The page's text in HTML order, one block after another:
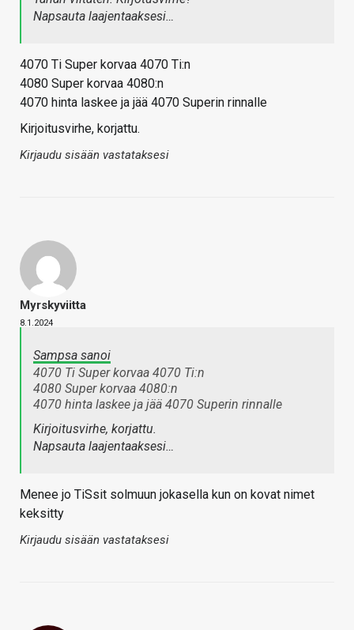
Napsauta laajentaaksesi…
4070 Ti Super korvaa 4070 Ti:n
4080 Super korvaa 4080:n
4070 hinta laskee ja jää 4070 Superin rinnalle
Kirjoitusvirhe, korjattu.
Kirjaudu sisään vastataksesi
Myrskyviitta
8.1.2024
Sampsa sanoi
4070 Ti Super korvaa 4070 Ti:n
4080 Super korvaa 4080:n
4070 hinta laskee ja jää 4070 Superin rinnalle
Kirjoitusvirhe, korjattu.
Napsauta laajentaaksesi…
Menee jo TiSsit solmuun jokasella kun on kovat nimet
keksitty
Kirjaudu sisään vastataksesi